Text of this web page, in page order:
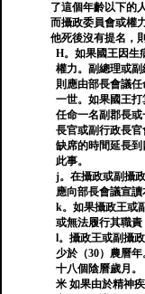
了這個年齡以下的
而攝政委員會或權
他死後沒有提名，
H。如果國王因生
權力。副總理或
則應由部長會議任
一世。如果國王
任命一名副郡長
長官或副行政長
缺席的時間延長
此事。
j。在攝政或副攝
應向部長會議宣讀
k。如果攝政王或
或無法履行其職責
l。攝政王或副攝
少於（30）農曆
十八個陰曆歲月。
米 如果由於精神